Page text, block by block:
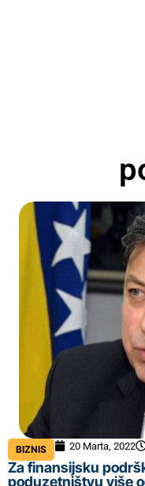
BIZNIS 20 Marta, 2022
Za finansijsku
poduzetništvu više